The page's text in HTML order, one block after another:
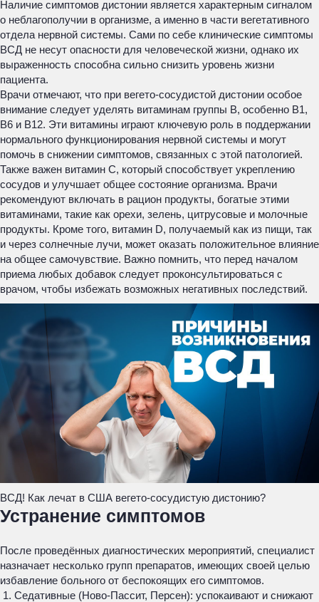
Наличие симптомов дистонии является характерным сигналом
о неблагополучии в организме, а именно в части вегетативного
отдела нервной системы. Сами по себе клинические симптомы
ВСД не несут опасности для человеческой жизни, однако их
выраженность способна сильно снизить уровень жизни
пациента.
Врачи отмечают, что при вегето-сосудистой дистонии особое
внимание следует уделять витаминам группы B, особенно B1,
B6 и B12. Эти витамины играют ключевую роль в поддержании
нормального функционирования нервной системы и могут
помочь в снижении симптомов, связанных с этой патологией.
Также важен витамин C, который способствует укреплению
сосудов и улучшает общее состояние организма. Врачи
рекомендуют включать в рацион продукты, богатые этими
витаминами, такие как орехи, зелень, цитрусовые и молочные
продукты. Кроме того, витамин D, получаемый как из пищи, так
и через солнечные лучи, может оказать положительное влияние
на общее самочувствие. Важно помнить, что перед началом
приема любых добавок следует проконсультироваться с
врачом, чтобы избежать возможных негативных последствий.
ВСД! Как лечат в США вегето-сосудистую дистонию?
Устранение симптомов
После проведённых диагностических мероприятий, специалист
назначает несколько групп препаратов, имеющих своей целью
избавление больного от беспокоящих его симптомов.
Седативные (Ново-Пассит, Персен): успокаивают и снижают